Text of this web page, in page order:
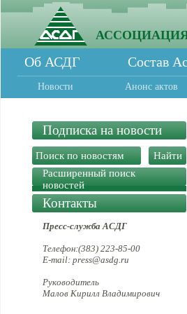
Об АСДГ Состав
Новости Анонс актов
Подписка на новости
Расширенный поиск
новостей
Контакты
Пресс-служба АСДГ
Телефон:(383) 223-85-00
E-mail: press@asdg.ru
Руководитель
Малов Кирилл Владимирович